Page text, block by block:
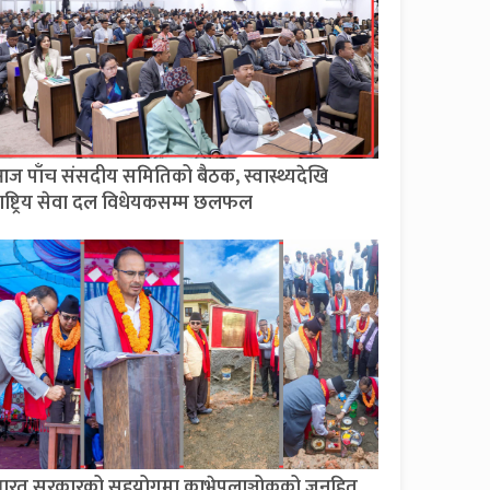
पाँच संसदीय समितिको बैठक, स्वास्थ्यदेखि
सेवा दल विधेयकसम्म छलफल